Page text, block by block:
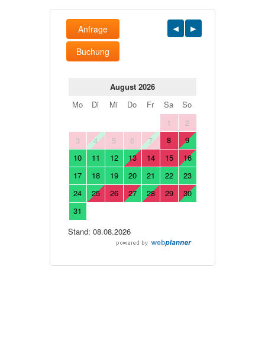
Anfrage
Buchung
August 2026
Mo
Di Mi Do Fr Sa
So
1
2
3
4 5 6 7 8
9
10
11 12 13 14 15
16
17
18 19 20 21 22
23
24
25 26 27 28 29
30
31
Stand: 08.08.2026